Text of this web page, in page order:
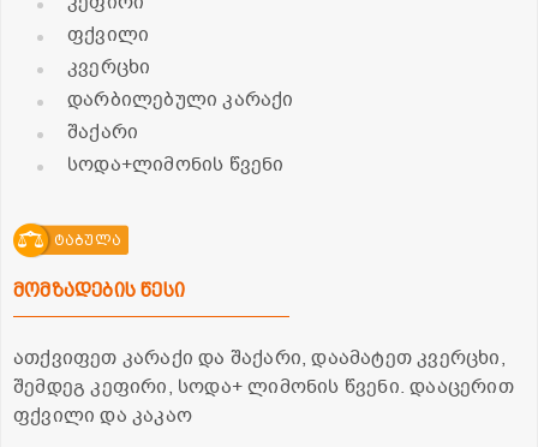
ფქვილი
კვერცხი
დარბილებული კარაქი
შაქარი
სოდა+ლიმონის წვენი
ტაბულა
მომზადების წესი
ათქვიფეთ კარაქი და შაქარი, დაამატეთ კვერცხი,
შემდეგ კეფირი, სოდა+ ლიმონის წვენი. დააცერით
ფქვილი და კაკაო